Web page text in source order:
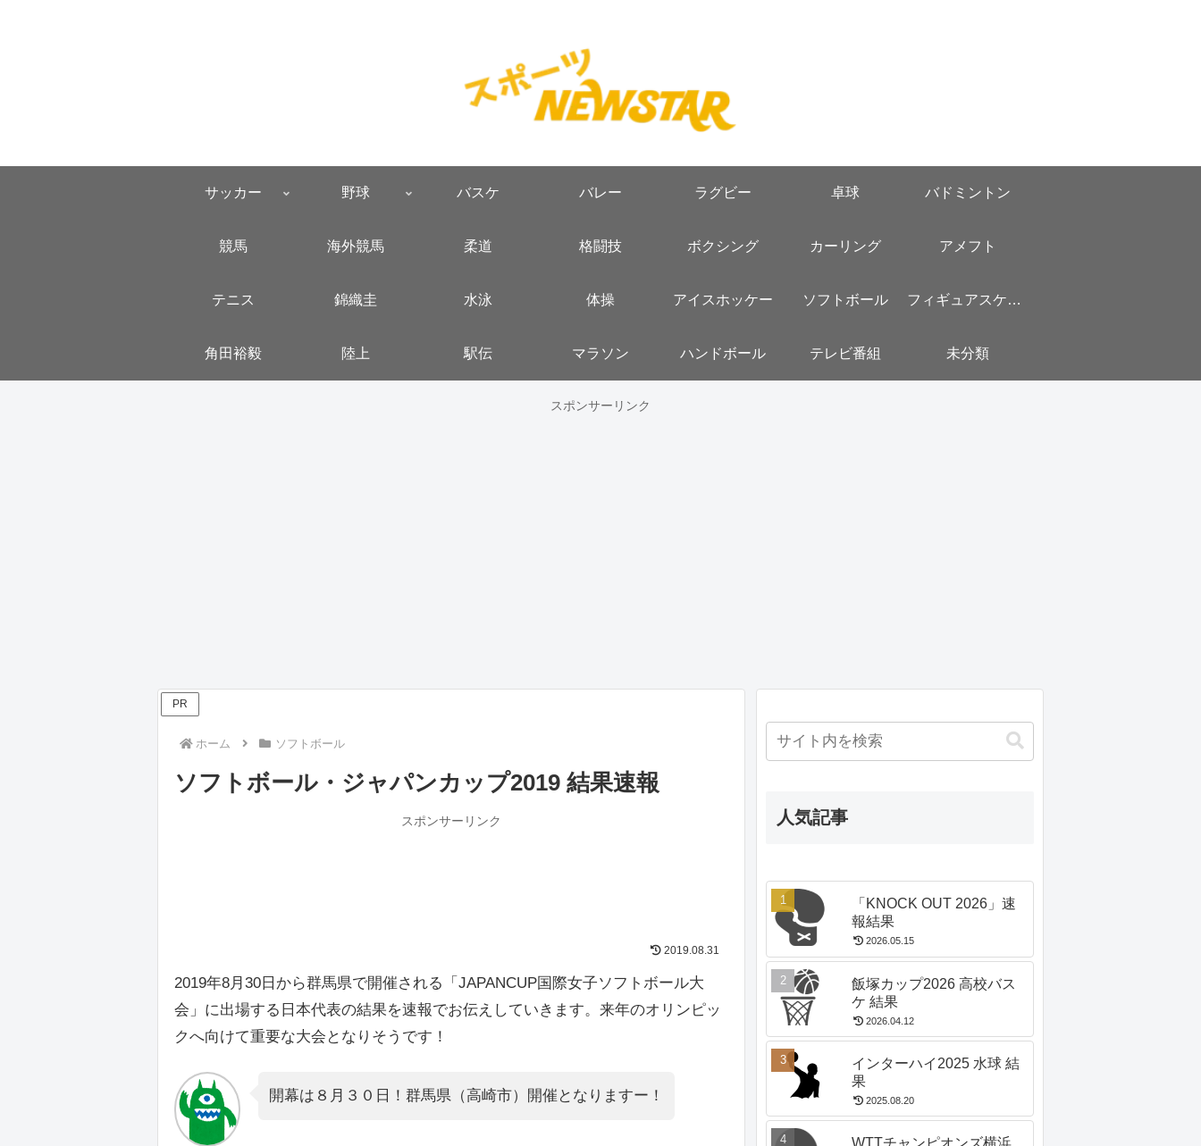
サッカー 野球 バスケ バレー ラグビー 卓球 バドミントン
競馬 海外競馬 柔道 格闘技 ボクシング カーリング アメフト
テニス 錦織圭 水泳 体操 アイスホッケー ソフトボール フィギュアスケート
角田裕毅 陸上 駅伝 マラソン ハンドボール テレビ番組 未分類
スポンサーリンク
PR
ホーム ソフトボール
ソフトボール・ジャパンカップ2019 結果速報
スポンサーリンク
2019.08.31
2019年8月30日から群馬県で開催される「JAPANCUP国際女子ソフトボール大
会」に出場する日本代表の結果を速報でお伝えしていきます。来年のオリンピッ
クへ向けて重要な大会となりそうです！
開幕は８月３０日！群馬県（高崎市）開催となりますー！
人気記事
「KNOCK OUT 2026」速
報結果
2026.05.15
飯塚カップ2026 高校バス
ケ 結果
2026.04.12
インターハイ2025 水球 結
果
2025.08.20
WTTチャンピオンズ横浜